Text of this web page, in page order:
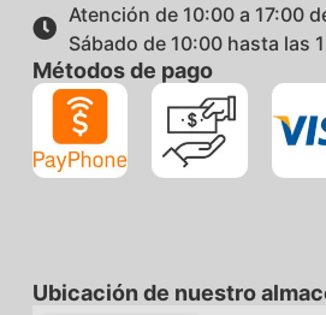
Atención de 10:00 a 17:00
Sábado de 10:00 hasta las
Métodos de pago
Ubicación de nuestro